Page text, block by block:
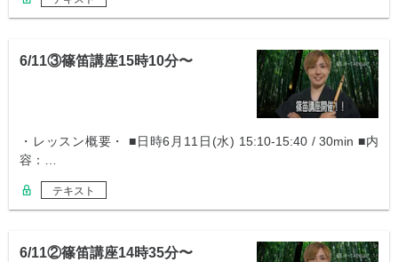
6/11③篠笛講座15時10分〜
・レッスン概要・ ■日時6月11日(水) 15:10-15:40 / 30min ■内
容：…
テキスト
6/11②篠笛講座14時35分〜